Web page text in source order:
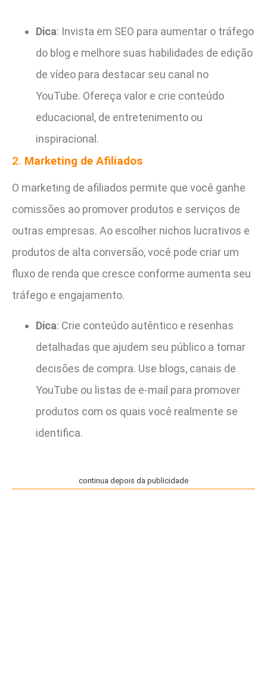
Dica: Invista em SEO para aumentar o tráfego
do blog e melhore suas habilidades de edição
de vídeo para destacar seu canal no
YouTube. Ofereça valor e crie conteúdo
educacional, de entretenimento ou
inspiracional.
2. Marketing de Afiliados
O marketing de afiliados permite que você ganhe
comissões ao promover produtos e serviços de
outras empresas. Ao escolher nichos lucrativos e
produtos de alta conversão, você pode criar um
fluxo de renda que cresce conforme aumenta seu
tráfego e engajamento.
Dica: Crie conteúdo autêntico e resenhas
detalhadas que ajudem seu público a tomar
decisões de compra. Use blogs, canais de
YouTube ou listas de e-mail para promover
produtos com os quais você realmente se
identifica.
continua depois da publicidade